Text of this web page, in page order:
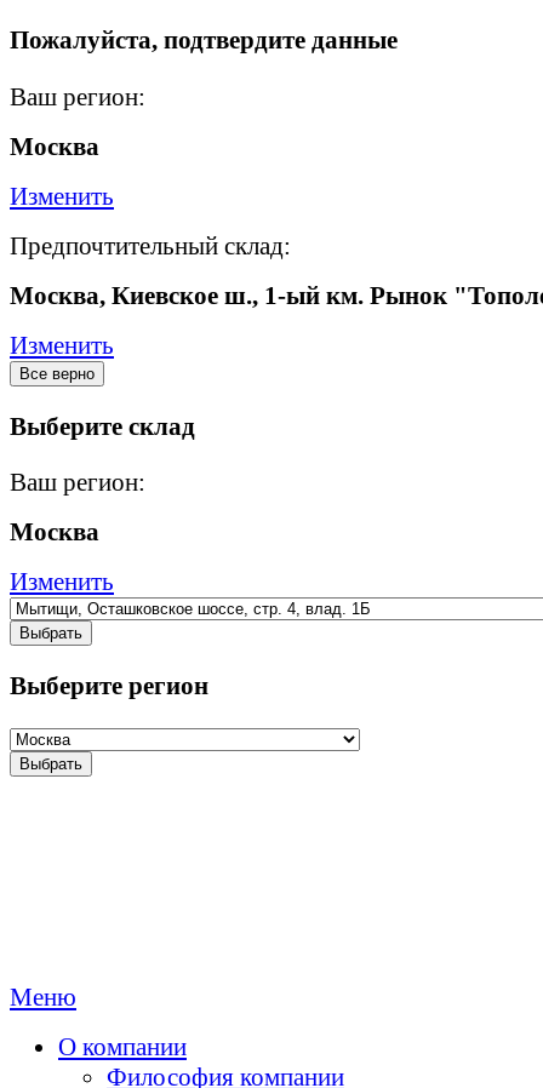
Пожалуйста, подтвердите данные
Ваш регион:
Москва
Изменить
Предпочтительный склад:
Москва, Киевское ш., 1-ый км. Рынок
Изменить
Все верно
Выберите склад
Ваш регион:
Москва
Изменить
Выбрать
Выберите регион
Выбрать
Меню
О компании
Философия компании